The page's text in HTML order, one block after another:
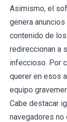
Asimismo, el
genera
contenido de
redireccionan a
infeccioso. Por
querer en esos
equipo
Cabe destacar
navegadores no